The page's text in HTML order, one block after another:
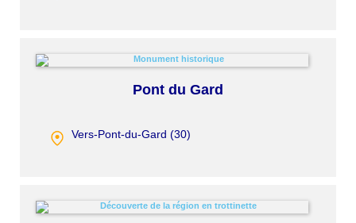
Pont du Gard
Vers-Pont-du-Gard (30)